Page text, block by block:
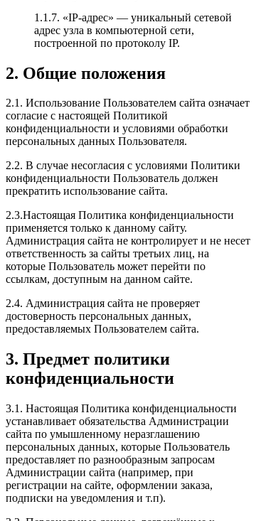
1.1.7. «IP-адрес» — уникальный сетевой
адрес узла в компьютерной сети,
построенной по протоколу IP.
2. Общие положения
2.1. Использование Пользователем сайта означает
согласие с настоящей Политикой
конфиденциальности и условиями обработки
персональных данных Пользователя.
2.2. В случае несогласия с условиями Политики
конфиденциальности Пользователь должен
прекратить использование сайта.
2.3.Настоящая Политика конфиденциальности
применяется только к данному сайту.
Администрация сайта не контролирует и не несет
ответственность за сайты третьих лиц, на
которые Пользователь может перейти по
ссылкам, доступным на данном сайте.
2.4. Администрация сайта не проверяет
достоверность персональных данных,
предоставляемых Пользователем сайта.
3. Предмет политики
конфиденциальности
3.1. Настоящая Политика конфиденциальности
устанавливает обязательства Администрации
сайта по умышленному неразглашению
персональных данных, которые Пользователь
предоставляет по разнообразным запросам
Администрации сайта (например, при
регистрации на сайте, оформлении заказа,
подписки на уведомления и т.п).